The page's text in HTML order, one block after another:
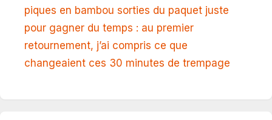
piques en bambou sorties du paquet juste
pour gagner du temps : au premier
retournement, j’ai compris ce que
changeaient ces 30 minutes de trempage